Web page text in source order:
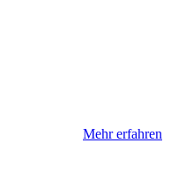
Mehr erfahren